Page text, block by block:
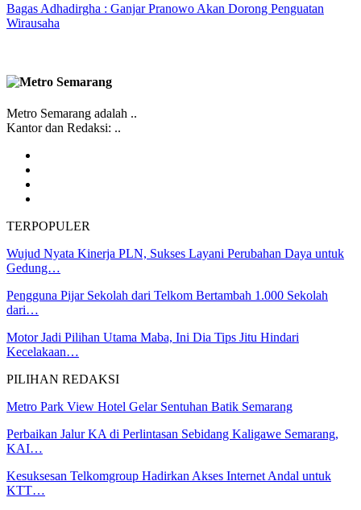
Bagas Adhadirgha : Ganjar Pranowo Akan Dorong Penguatan
Wirausaha
Metro Semarang adalah ..
Kantor dan Redaksi: ..
TERPOPULER
Wujud Nyata Kinerja PLN, Sukses Layani Perubahan Daya untuk
Gedung…
Pengguna Pijar Sekolah dari Telkom Bertambah 1.000 Sekolah
dari…
Motor Jadi Pilihan Utama Maba, Ini Dia Tips Jitu Hindari
Kecelakaan…
PILIHAN REDAKSI
Metro Park View Hotel Gelar Sentuhan Batik Semarang
Perbaikan Jalur KA di Perlintasan Sebidang Kaligawe Semarang,
KAI…
Kesuksesan Telkomgroup Hadirkan Akses Internet Andal untuk
KTT…